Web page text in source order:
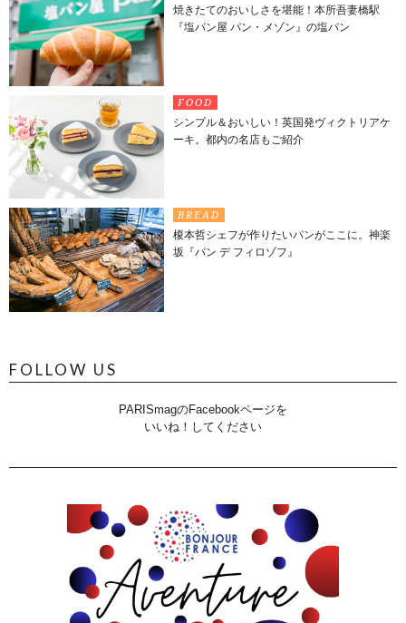
焼きたてのおいしさを堪能！本所吾妻橋駅
『塩パン屋 パン・メゾン』の塩パン
FOOD
シンプル＆おいしい！英国発ヴィクトリアケ
ーキ。都内の名店もご紹介
BREAD
榎本哲シェフが作りたいパンがここに。神楽
坂『パン デ フィロゾフ』
FOLLOW US
PARISmagのFacebookページを
いいね！してください